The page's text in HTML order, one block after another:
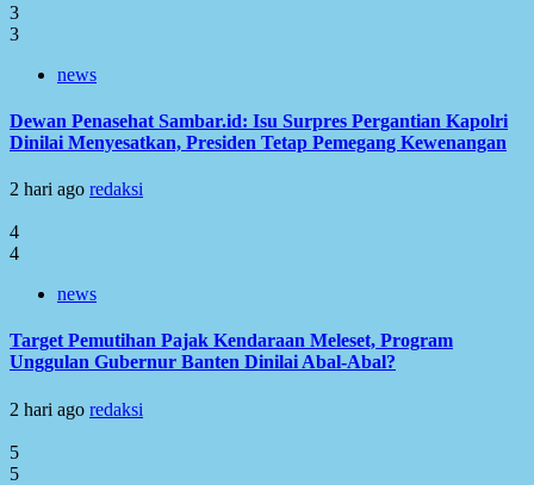
3
3
news
Dewan Penasehat Sambar.id: Isu Surpres Pergantian Kapolri
Dinilai Menyesatkan, Presiden Tetap Pemegang Kewenangan
2 hari ago redaksi
4
4
news
Target Pemutihan Pajak Kendaraan Meleset, Program
Unggulan Gubernur Banten Dinilai Abal-Abal?
2 hari ago redaksi
5
5